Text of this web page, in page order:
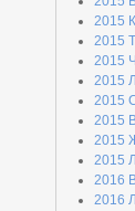
2015
2015
2015
2015
2015
2015
2015
2015
2016
2016